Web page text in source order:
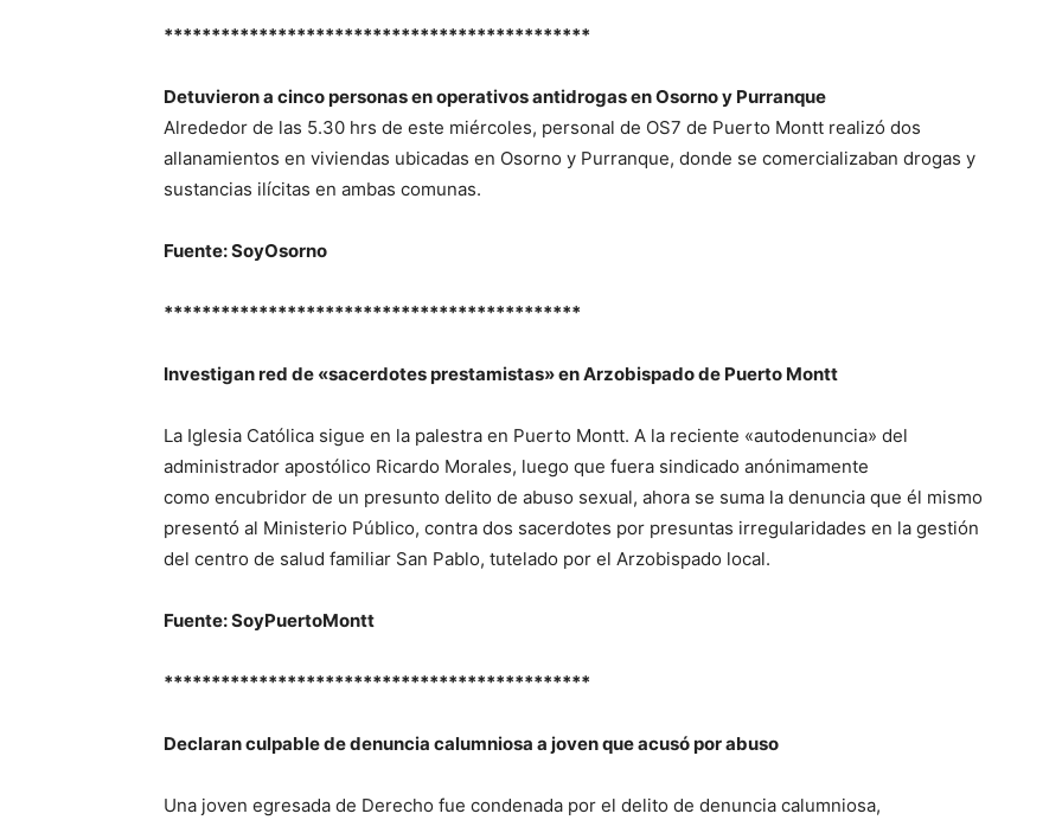
*********************************************
Detuvieron a cinco personas en operativos antidrogas en Osorno y Purranque
Alrededor de las 5.30 hrs de este miércoles, personal de OS7 de Puerto Montt realizó dos
allanamientos en viviendas ubicadas en Osorno y Purranque, donde se comercializaban drogas y
sustancias ilícitas en ambas comunas.
Fuente: SoyOsorno
********************************************
Investigan red de «sacerdotes prestamistas» en Arzobispado de Puerto Montt
La Iglesia Católica sigue en la palestra en Puerto Montt. A la reciente «autodenuncia» del
administrador apostólico Ricardo Morales, luego que fuera sindicado anónimamente
como encubridor de un presunto delito de abuso sexual, ahora se suma la denuncia que él mismo
presentó al Ministerio Público, contra dos sacerdotes por presuntas irregularidades en la gestión
del centro de salud familiar San Pablo, tutelado por el Arzobispado local.
Fuente: SoyPuertoMontt
*********************************************
Declaran culpable de denuncia calumniosa a joven que acusó por abuso
Una joven egresada de Derecho fue condenada por el delito de denuncia calumniosa,